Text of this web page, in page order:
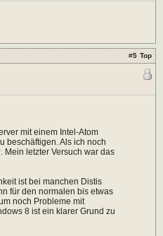
#5 Top
mit einem Intel-Atom
beschäftigen. Als ich noch
letzter Versuch war das
ist bei manchen Distis
für den normalen bis etwas
noch Probleme mit
8 ist ein klarer Grund zu